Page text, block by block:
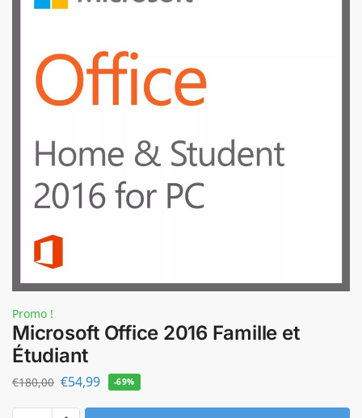
Promo !
Microsoft Office 2016 Famille et
Étudiant
€180,00 €54,99 -69%